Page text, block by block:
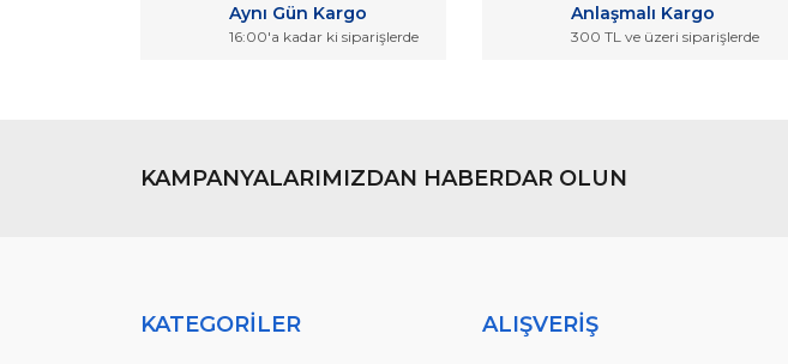
Ürün resmi kalitesiz, bozuk veya görüntülenemiyor.
Aynı Gün Kargo
16:00'a kadar ki siparişlerde
Anlaşmalı Kargo
300 TL ve üzeri siparişlerde
KAMPANYALARIMIZDAN HABERDAR OLUN
KATEGORİLER ALIŞVERİŞ